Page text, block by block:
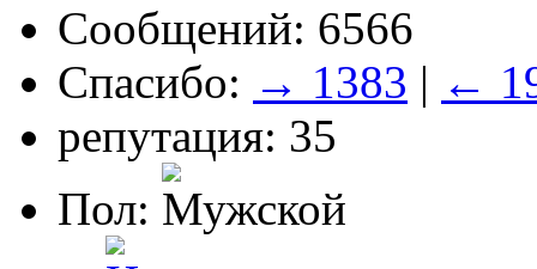
Сообщений: 6566
Спасибо: → 1383 | ←
репутация: 35
Пол: